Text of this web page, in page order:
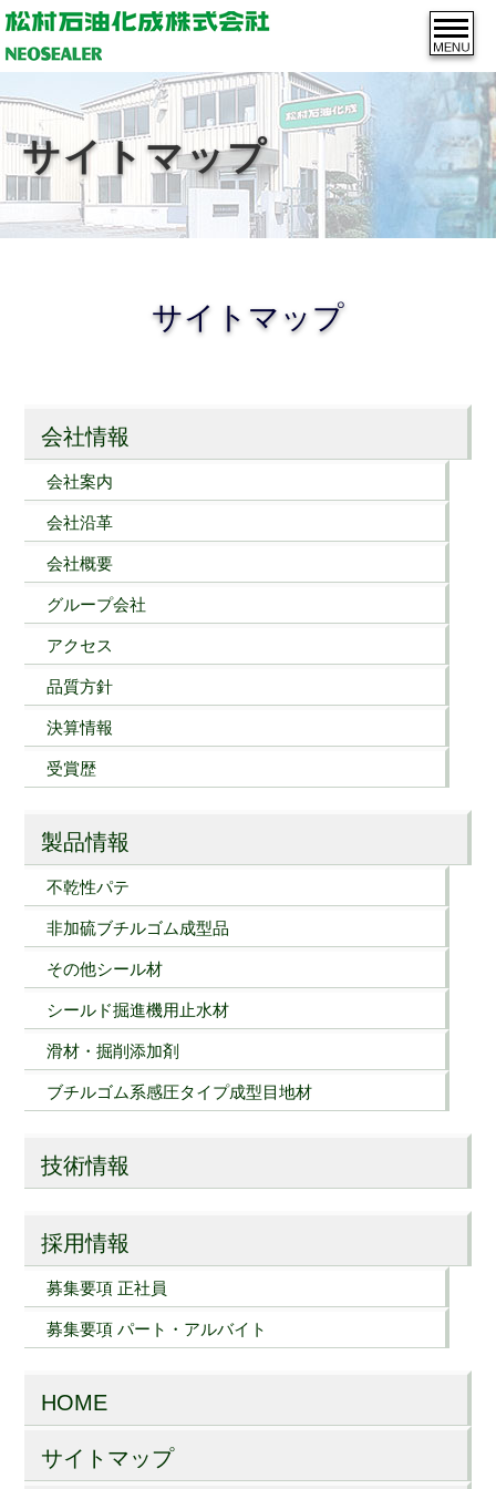
サイトマップ
サイトマップ
会社情報
会社案内
会社沿革
会社概要
グループ会社
アクセス
品質方針
決算情報
受賞歴
製品情報
不乾性パテ
非加硫ブチルゴム成型品
その他シール材
シールド掘進機用止水材
滑材・掘削添加剤
ブチルゴム系感圧タイプ成型目地材
技術情報
採用情報
募集要項 正社員
募集要項 パート・アルバイト
HOME
サイトマップ